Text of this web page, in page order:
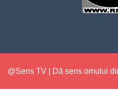
@Sens TV | Dă sens omului